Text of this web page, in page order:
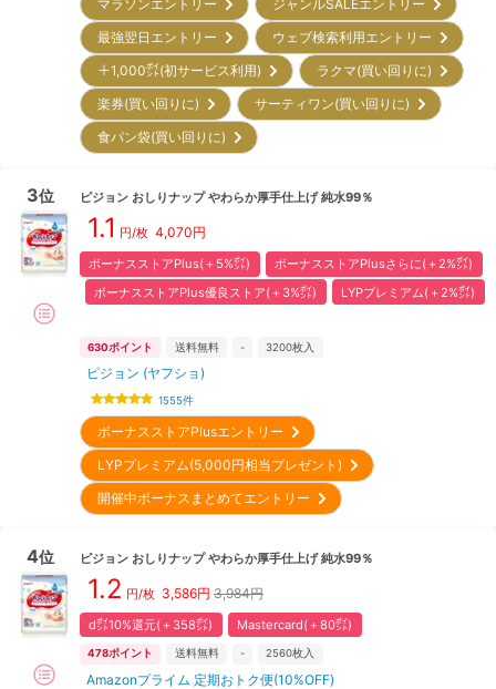
マラソンエントリー
ジャンルSALEエントリー
最強翌日エントリー
ウェブ検索利用エントリー
＋1,000㌽(初サービス利用)
ラクマ(買い回りに)
楽券(買い回りに)
サーティワン(買い回りに)
食パン袋(買い回りに)
3位 ピジョン おしりナップ やわらか厚手仕上げ 純水99％
1.1 円/枚 4,070円
ボーナスストアPlus(＋5%㌽)
ボーナスストアPlusさらに(＋2%㌽)
ボーナスストアPlus優良ストア(＋3%㌽)
LYPプレミアム(＋2%㌽)
630ポイント 送料無料 - 3200枚入
ピジョン (ヤフショ)
1555件
ボーナスストアPlusエントリー
LYPプレミアム(5,000円相当プレゼント)
開催中ボーナスまとめてエントリー
4位 ピジョン おしりナップ やわらか厚手仕上げ 純水99％
1.2 円/枚 3,586円 3,984円
d㌽10%還元(＋358㌽) Mastercard(＋80㌽)
478ポイント 送料無料 - 2560枚入
Amazonプライム 定期おトク便(10%OFF)